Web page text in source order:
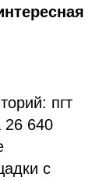
пгт
26 640
с